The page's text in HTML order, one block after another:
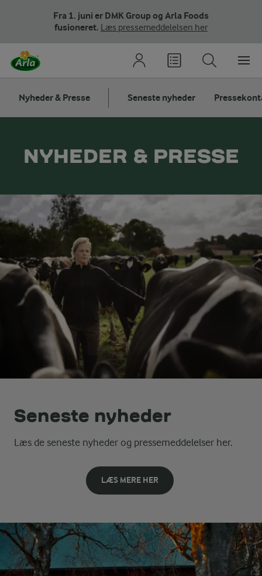
Fra 1. juni er DMK Group og Arla Foods
fusioneret. Læs pressemeddelelsen her
Nyheder & Presse Seneste nyheder
NYHEDER & PRESSE
Seneste nyheder
Læs de seneste nyheder og pressemeddelelser her.
LÆS MERE HER